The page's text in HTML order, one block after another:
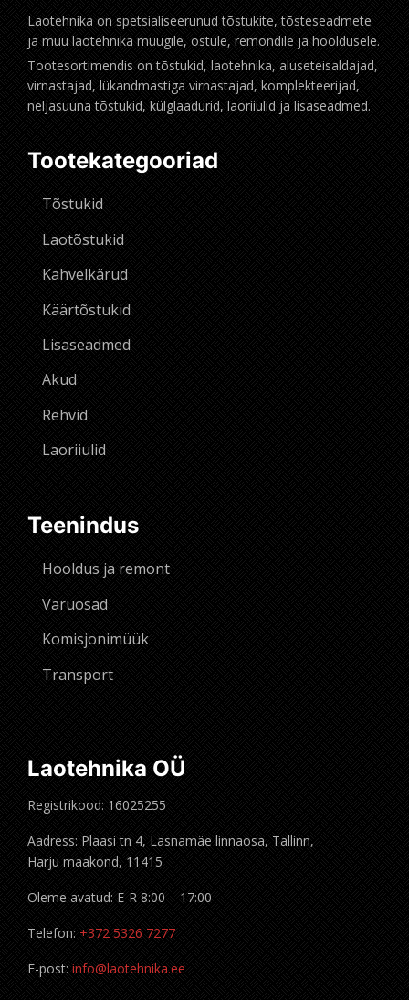
Laotehnika on spetsialiseerunud tõstukite, tõsteseadmete
ja muu laotehnika müügile, ostule, remondile ja hooldusele.
Tootesortimendis on tõstukid, laotehnika, aluseteisaldajad,
virnastajad, lükandmastiga virnastajad, komplekteerijad,
neljasuuna tõstukid, külglaadurid, laoriiulid ja lisaseadmed.
Tootekategooriad
Tõstukid
Laotõstukid
Kahvelkärud
Käärtõstukid
Lisaseadmed
Akud
Rehvid
Laoriiulid
Teenindus
Hooldus ja remont
Varuosad
Komisjonimüük
Transport
Laotehnika OÜ
Registrikood: 16025255
Aadress: Plaasi tn 4, Lasnamäe linnaosa, Tallinn,
Harju maakond, 11415
Oleme avatud: E-R 8:00 – 17:00
Telefon: +372 5326 7277
E-post: info@laotehnika.ee